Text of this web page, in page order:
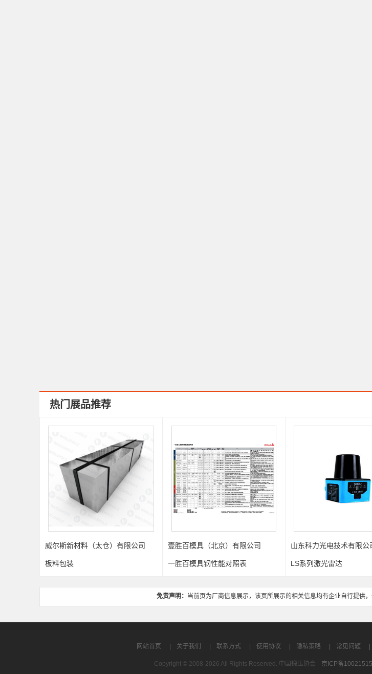
热门展品推荐
威尔斯新材料（太仓）有限公司
板料包装
壹胜百模具（北京）有限公司
一胜百模具钢性能对照表
山东科力光电技术有限公
LS系列激光雷达
免责声明： 当前页为厂商信息展示，该页所展示的相关信息均有企业自行提供
网站首页 关于我们 联系方式 使用协议 隐私策略 常见问题
Copyright © 2008-2026 All Rights Reserved. 中国锻压协会 京ICP备